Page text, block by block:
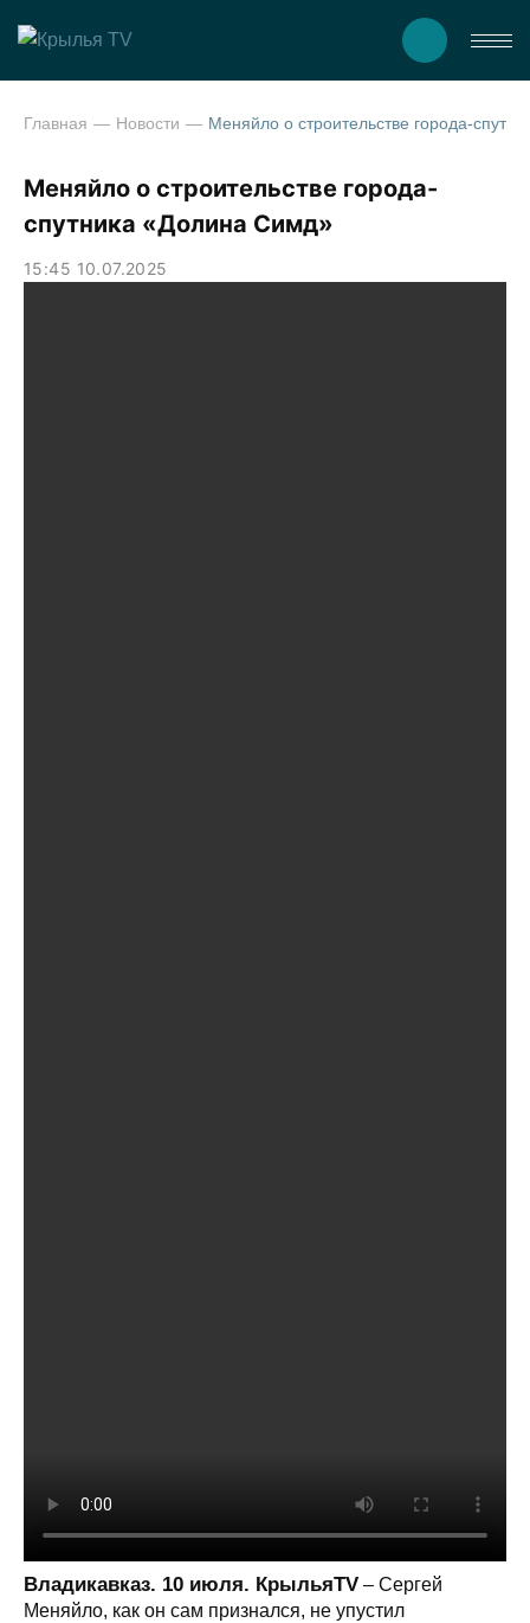
Главная Новости
Меняйло о строительстве города-
спутника «Долина Симд»
15:45 10.07.2025
Владикавказ. 10 июля. КрыльяTV – Сергей
Меняйло, как он сам признался, не упустил